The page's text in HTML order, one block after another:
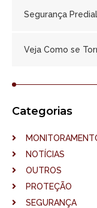
Segurança
Veja Como se
Categorias
NOTÍCIAS
OUTROS
PROTEÇÃO
SEGURANÇA